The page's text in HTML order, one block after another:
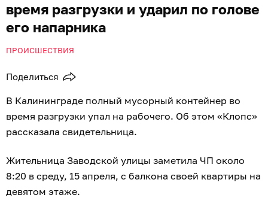
время разгрузки и ударил по голове
его напарника
ПРОИСШЕСТВИЯ
Поделиться
В Калининграде полный мусорный контейнер во
время разгрузки упал на рабочего. Об этом «Клопс»
рассказала свидетельница.
Жительница Заводской улицы заметила ЧП около
8:20 в среду, 15 апреля, с балкона своей квартиры на
девятом этаже.